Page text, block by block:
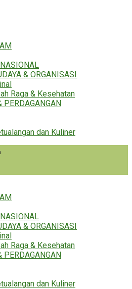
& ORGANISASI
Raga & Kesehatan
PERDAGANGAN
dan Kuliner
& ORGANISASI
Raga & Kesehatan
PERDAGANGAN
dan Kuliner